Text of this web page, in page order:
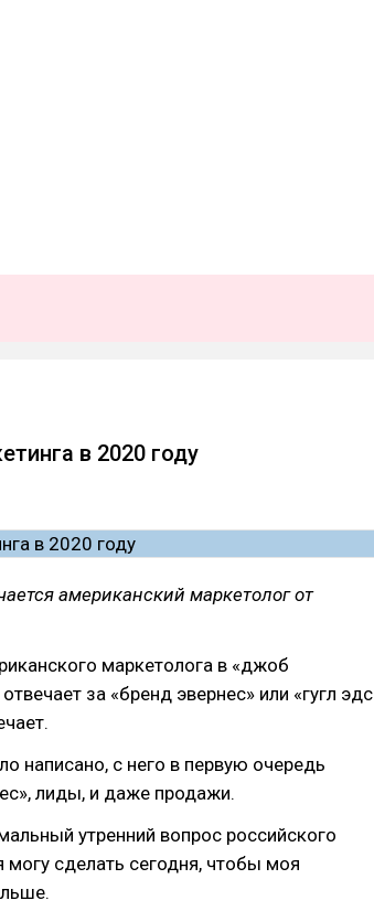
в 2020 году
американский маркетолог от
маркетолога в «джоб
за «бренд эвернес» или «гугл эдс
написано, с него в первую очередь
лиды, и даже продажи.
утренний вопрос российского
могу сделать сегодня, чтобы моя